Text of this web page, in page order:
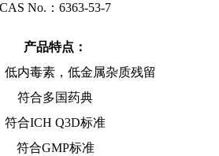
CAS No. ： 6363-53-7
产品特点：
低内毒素，低金属杂质残留
符合多国药典
符合ICH Q3D标准
符合GMP标准